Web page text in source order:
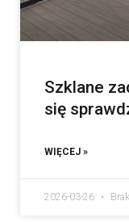
Szklane
się
WIĘCEJ »
2026-03-26